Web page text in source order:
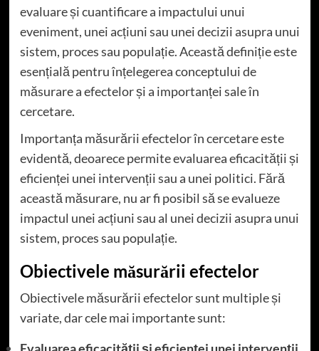
evaluare și cuantificare a impactului unui
eveniment, unei acțiuni sau unei decizii asupra unui
sistem, proces sau populație. Această definiție este
esențială pentru înțelegerea conceptului de
măsurare a efectelor și a importanței sale în
cercetare.
Importanța măsurării efectelor în cercetare este
evidentă, deoarece permite evaluarea eficacității și
eficienței unei intervenții sau a unei politici. Fără
această măsurare, nu ar fi posibil să se evalueze
impactul unei acțiuni sau al unei decizii asupra unui
sistem, proces sau populație.
Obiectivele măsurării efectelor
Obiectivele măsurării efectelor sunt multiple și
variate, dar cele mai importante sunt:
Evaluarea eficacității și eficienței unei intervenții